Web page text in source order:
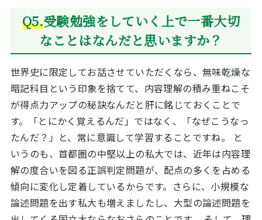
Q5.受験勉強をしていく上で一番大切
なことはなんだと思いますか？
世界史に限定してお話させていただくなら、無味乾燥な
暗記科目という印象を捨てて、内容理解の積み重ねこそ
が得点力アップの秘訣なんだと肝に銘じておくことで
す。「とにかく覚えるんだ」ではなく、「なぜこうなっ
たんだ？」と、常に意識して学習することですね。 と
いうのも、首都圏の中堅以上の私大では、近年は内容理
解の度合いを図る正誤判定問題が、配点の多くを占める
傾向に変化し定着しているからです。さらに、小規模な
論述問題を出す私大も増えましたし、大型の論述問題を